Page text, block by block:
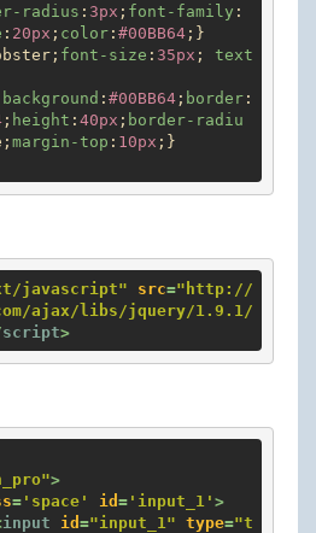
radius : 3px ; font-family :
: 20px ; color : #00BB64
font-size : 35px ; text
background : #00BB64 ; border :
; height : 40px ; border-radiu
margin-top : 10px ;}
javascript" src="http://
ajax/libs/jquery/1.9.1/
script>
>
= 'space' id = 'input_1' >
input id ="input_1" type="t